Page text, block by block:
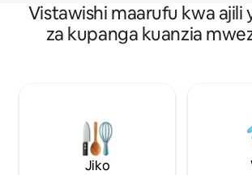
Vistawishi maarufu kwa ajili
za kupanga kuanzia
Jiko